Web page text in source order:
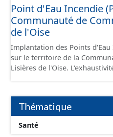
correspond : - pour un
à l'eau potable en eau
versant situé en amont de la
l'apport d'eau souterraine
(ex: nappe de socle ou nappe
cours d'eau), - pour un
la surface du sol qui
captage). Les notions d’« aire
bassin d’alimentation » de
Point d'Eau Incendie
Communauté de
de l'Oise
Implantation des Points
sur le territoire de la
Lisières de l'Oise.
2020.
Thématique
Santé